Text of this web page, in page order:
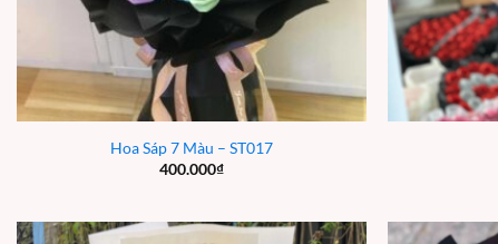
Hoa Sáp 7 Màu – ST017
400.000₫